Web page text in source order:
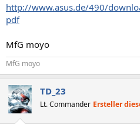
http://www.asus.de/490/
pdf
MfG moyo
MfG moyo
TD_23
Lt. Commander Ersteller